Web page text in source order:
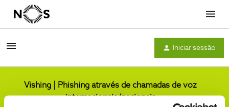
Menu
Iniciar sessão
Vishing | Phishing através de chamadas de voz
internacionais/nacionais